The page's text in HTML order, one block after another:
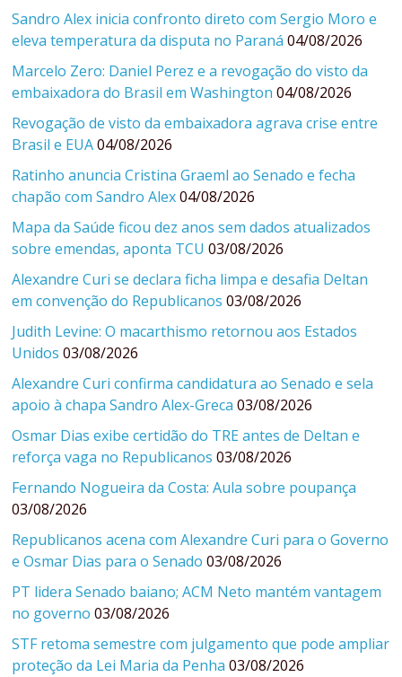
Sandro Alex inicia confronto direto com Sergio Moro e
eleva temperatura da disputa no Paraná 04/08/2026
Marcelo Zero: Daniel Perez e a revogação do visto da
embaixadora do Brasil em Washington 04/08/2026
Revogação de visto da embaixadora agrava crise entre
Brasil e EUA 04/08/2026
Ratinho anuncia Cristina Graeml ao Senado e fecha
chapão com Sandro Alex 04/08/2026
Mapa da Saúde ficou dez anos sem dados atualizados
sobre emendas, aponta TCU 03/08/2026
Alexandre Curi se declara ficha limpa e desafia Deltan
em convenção do Republicanos 03/08/2026
Judith Levine: O macarthismo retornou aos Estados
Unidos 03/08/2026
Alexandre Curi confirma candidatura ao Senado e sela
apoio à chapa Sandro Alex-Greca 03/08/2026
Osmar Dias exibe certidão do TRE antes de Deltan e
reforça vaga no Republicanos 03/08/2026
Fernando Nogueira da Costa: Aula sobre poupança
03/08/2026
Republicanos acena com Alexandre Curi para o Governo
e Osmar Dias para o Senado 03/08/2026
PT lidera Senado baiano; ACM Neto mantém vantagem
no governo 03/08/2026
STF retoma semestre com julgamento que pode ampliar
proteção da Lei Maria da Penha 03/08/2026